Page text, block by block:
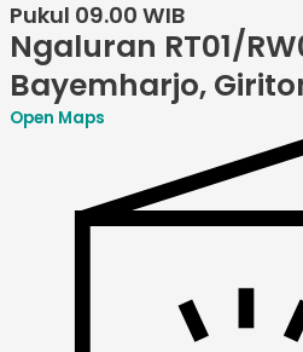
Pukul 09.00 WIB
Ngaluran RT01/
Bayemharjo,
Open Maps